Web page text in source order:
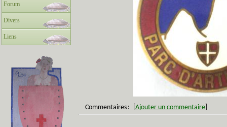
Forum
Divers
Liens
Commentaires : Ajouter un commentaire